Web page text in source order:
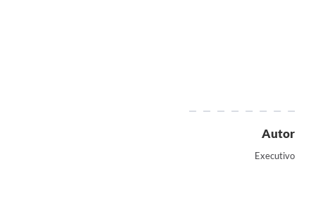
Autor
Executivo